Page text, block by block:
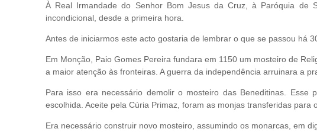
À Real Irmandade do Senhor Bom Jesus da Cruz, à Paróquia de
incondicional, desde a primeira hora.
Antes de iniciarmos este acto gostaria de lembrar o que se passou há
Em Monção, Paio Gomes Pereira fundara em 1150 um mosteiro de
a maior atenção às fronteiras. A guerra da independência arruinara a
Para isso era necessário demolir o mosteiro das Beneditinas.
escolhida. Aceite pela Cúria Primaz, foram as monjas transferidas
Era necessário construir novo mosteiro, assumindo os monarcas, em